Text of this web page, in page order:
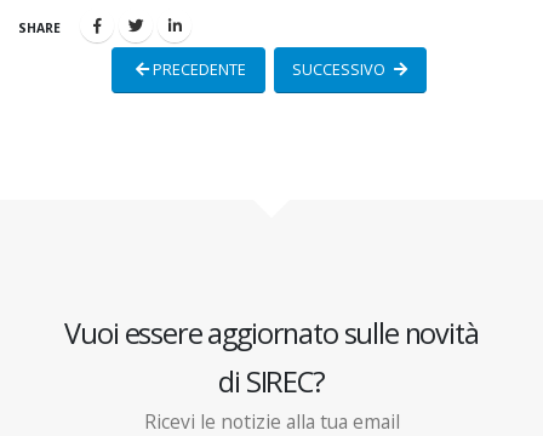
SHARE
PRECEDENTE SUCCESSIVO
Vuoi essere aggiornato sulle novità
di SIREC?
Ricevi le notizie alla tua email